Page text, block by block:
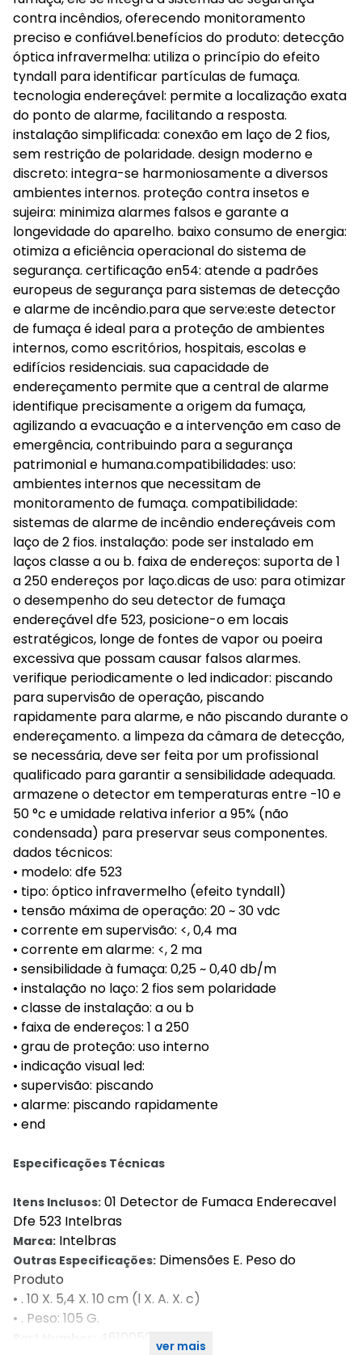
contra incêndios, oferecendo monitoramento
preciso e confiável.benefícios do produto: detecção
óptica infravermelha: utiliza o princípio do efeito
tyndall para identificar partículas de fumaça.
tecnologia endereçável: permite a localização exata
do ponto de alarme, facilitando a resposta.
instalação simplificada: conexão em laço de 2 fios,
sem restrição de polaridade. design moderno e
discreto: integra-se harmoniosamente a diversos
ambientes internos. proteção contra insetos e
sujeira: minimiza alarmes falsos e garante a
longevidade do aparelho. baixo consumo de energia:
otimiza a eficiência operacional do sistema de
segurança. certificação en54: atende a padrões
europeus de segurança para sistemas de detecção
e alarme de incêndio.para que serve:este detector
de fumaça é ideal para a proteção de ambientes
internos, como escritórios, hospitais, escolas e
edifícios residenciais. sua capacidade de
endereçamento permite que a central de alarme
identifique precisamente a origem da fumaça,
agilizando a evacuação e a intervenção em caso de
emergência, contribuindo para a segurança
patrimonial e humana.compatibilidades: uso:
ambientes internos que necessitam de
monitoramento de fumaça. compatibilidade:
sistemas de alarme de incêndio endereçáveis com
laço de 2 fios. instalação: pode ser instalado em
laços classe a ou b. faixa de endereços: suporta de 1
a 250 endereços por laço.dicas de uso: para otimizar
o desempenho do seu detector de fumaça
endereçável dfe 523, posicione-o em locais
estratégicos, longe de fontes de vapor ou poeira
excessiva que possam causar falsos alarmes.
verifique periodicamente o led indicador: piscando
para supervisão de operação, piscando
rapidamente para alarme, e não piscando durante o
endereçamento. a limpeza da câmara de detecção,
se necessária, deve ser feita por um profissional
qualificado para garantir a sensibilidade adequada.
armazene o detector em temperaturas entre -10 e
50 °c e umidade relativa inferior a 95% (não
condensada) para preservar seus componentes.
dados técnicos:
• modelo: dfe 523
• tipo: óptico infravermelho (efeito tyndall)
• tensão máxima de operação: 20 ~ 30 vdc
• corrente em supervisão: <, 0,4 ma
• corrente em alarme: <, 2 ma
• sensibilidade à fumaça: 0,25 ~ 0,40 db/m
• instalação no laço: 2 fios sem polaridade
• classe de instalação: a ou b
• faixa de endereços: 1 a 250
• grau de proteção: uso interno
• indicação visual led:
• supervisão: piscando
• alarme: piscando rapidamente
• end
Especificações Técnicas
Itens Inclusos: 01 Detector de Fumaca Enderecavel
Dfe 523 Intelbras
Marca: Intelbras
Outras Especificações: Dimensões E. Peso do
Produto
• . 10 X. 5,4 X. 10 cm (l X. A. X. c)
• . Peso: 105 G.
4610050 ver mais